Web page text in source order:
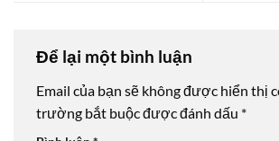
Để lại một bình luận
Email của bạn sẽ không được hiển thị
trường bắt buộc được đánh dấu *